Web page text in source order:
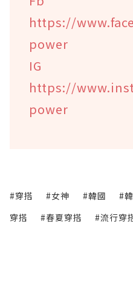
https://
power
https://
power
#穿搭 #女神 #韓國 #
穿搭
#春夏穿搭 #流行穿